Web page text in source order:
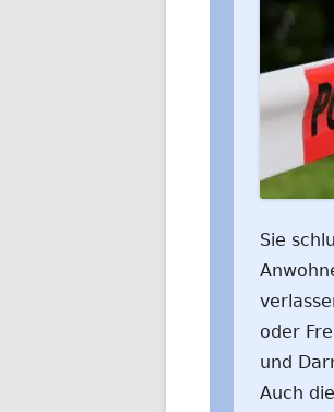
Sie
oder
und
Auch